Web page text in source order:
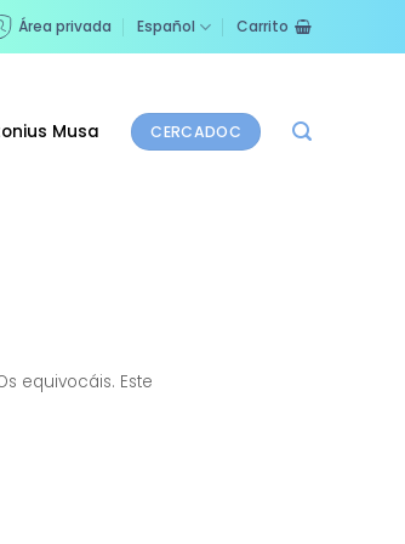
Área privada Español Carrito
Musa CERCADOC
equivocáis. Este